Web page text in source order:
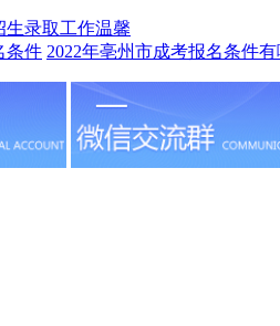
生录取工作温馨
条件 2022年亳州市成考报名条件有